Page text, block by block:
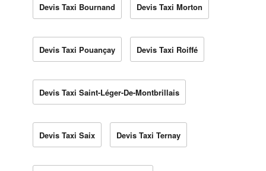
Devis Taxi Bournand Devis Taxi Morton
Devis Taxi Pouançay Devis Taxi Roiffé
Devis Taxi Saint-Léger-De-Montbrillais
Devis Taxi Saix Devis Taxi Ternay